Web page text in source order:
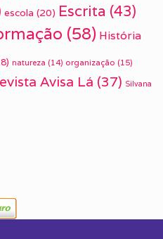
escola (20) Escrita (43)
(58) História
natureza (14) organização (15)
Avisa Lá (37) Silvana